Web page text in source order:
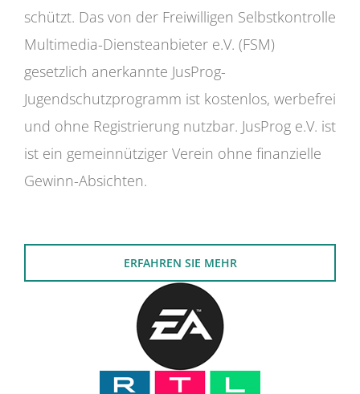
schützt. Das von der Freiwilligen Selbstkontrolle
Multimedia-Diensteanbieter e.V. (FSM)
gesetzlich anerkannte JusProg-
Jugendschutzprogramm ist kostenlos, werbefrei
und ohne Registrierung nutzbar. JusProg e.V. ist
ist ein gemeinnütziger Verein ohne finanzielle
Gewinn-Absichten.
ERFAHREN SIE MEHR